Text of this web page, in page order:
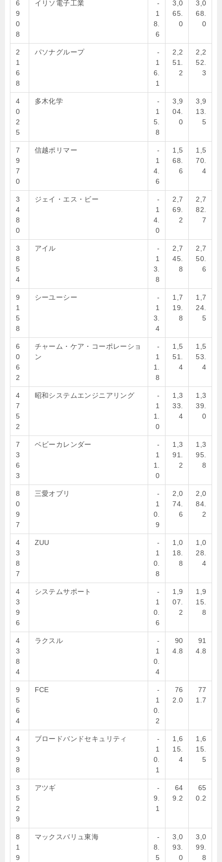
6
9
0
8
イリソ電子工業
-
1
8.
6
3,0
65.
0
3,0
68.
0
2
1
6
8
パソナグループ
-
1
6.
1
2,2
51.
2
2,2
52.
3
4
0
2
5
多木化学
-
1
5.
8
3,9
04.
0
3,9
13.
5
7
9
7
0
信越ポリマー
-
1
4.
6
1,5
68.
6
1,5
70.
4
3
4
8
0
ジェイ・エス・ビー
-
1
4.
0
2,7
69.
2
2,7
82.
7
3
8
5
4
アイル
-
1
3.
8
2,7
45.
8
2,7
50.
6
9
1
5
8
シーユーシー
-
1
3.
4
1,7
19.
8
1,7
24.
5
6
0
6
2
チャーム・ケア・コーポレーショ
ン
-
1
1.
8
1,5
51.
4
1,5
53.
4
4
7
5
2
昭和システムエンジニアリング
-
1
1.
0
1,3
33.
4
1,3
39.
0
7
3
6
3
ベビーカレンダー
-
1
1.
0
1,3
91.
2
1,3
95.
8
8
0
9
7
三愛オブリ
-
1
0.
9
2,0
74.
6
2,0
84.
2
4
3
8
7
ZUU
-
1
0.
8
1,0
18.
8
1,0
28.
4
4
3
9
6
システムサポート
-
1
0.
6
1,9
07.
2
1,9
15.
8
4
3
8
4
ラクスル
-
1
0.
4
90
4.8
91
4.8
9
5
6
4
FCE
-
1
0.
2
76
2.0
77
1.7
4
3
9
8
ブロードバンドセキュリティ
-
1
0.
1
1,6
15.
4
1,6
15.
5
3
5
2
9
アツギ
-
9.
1
64
9.2
65
0.2
8
1
9
マックスバリュ東海
-
8.
5
3,0
93.
0
3,0
99.
8